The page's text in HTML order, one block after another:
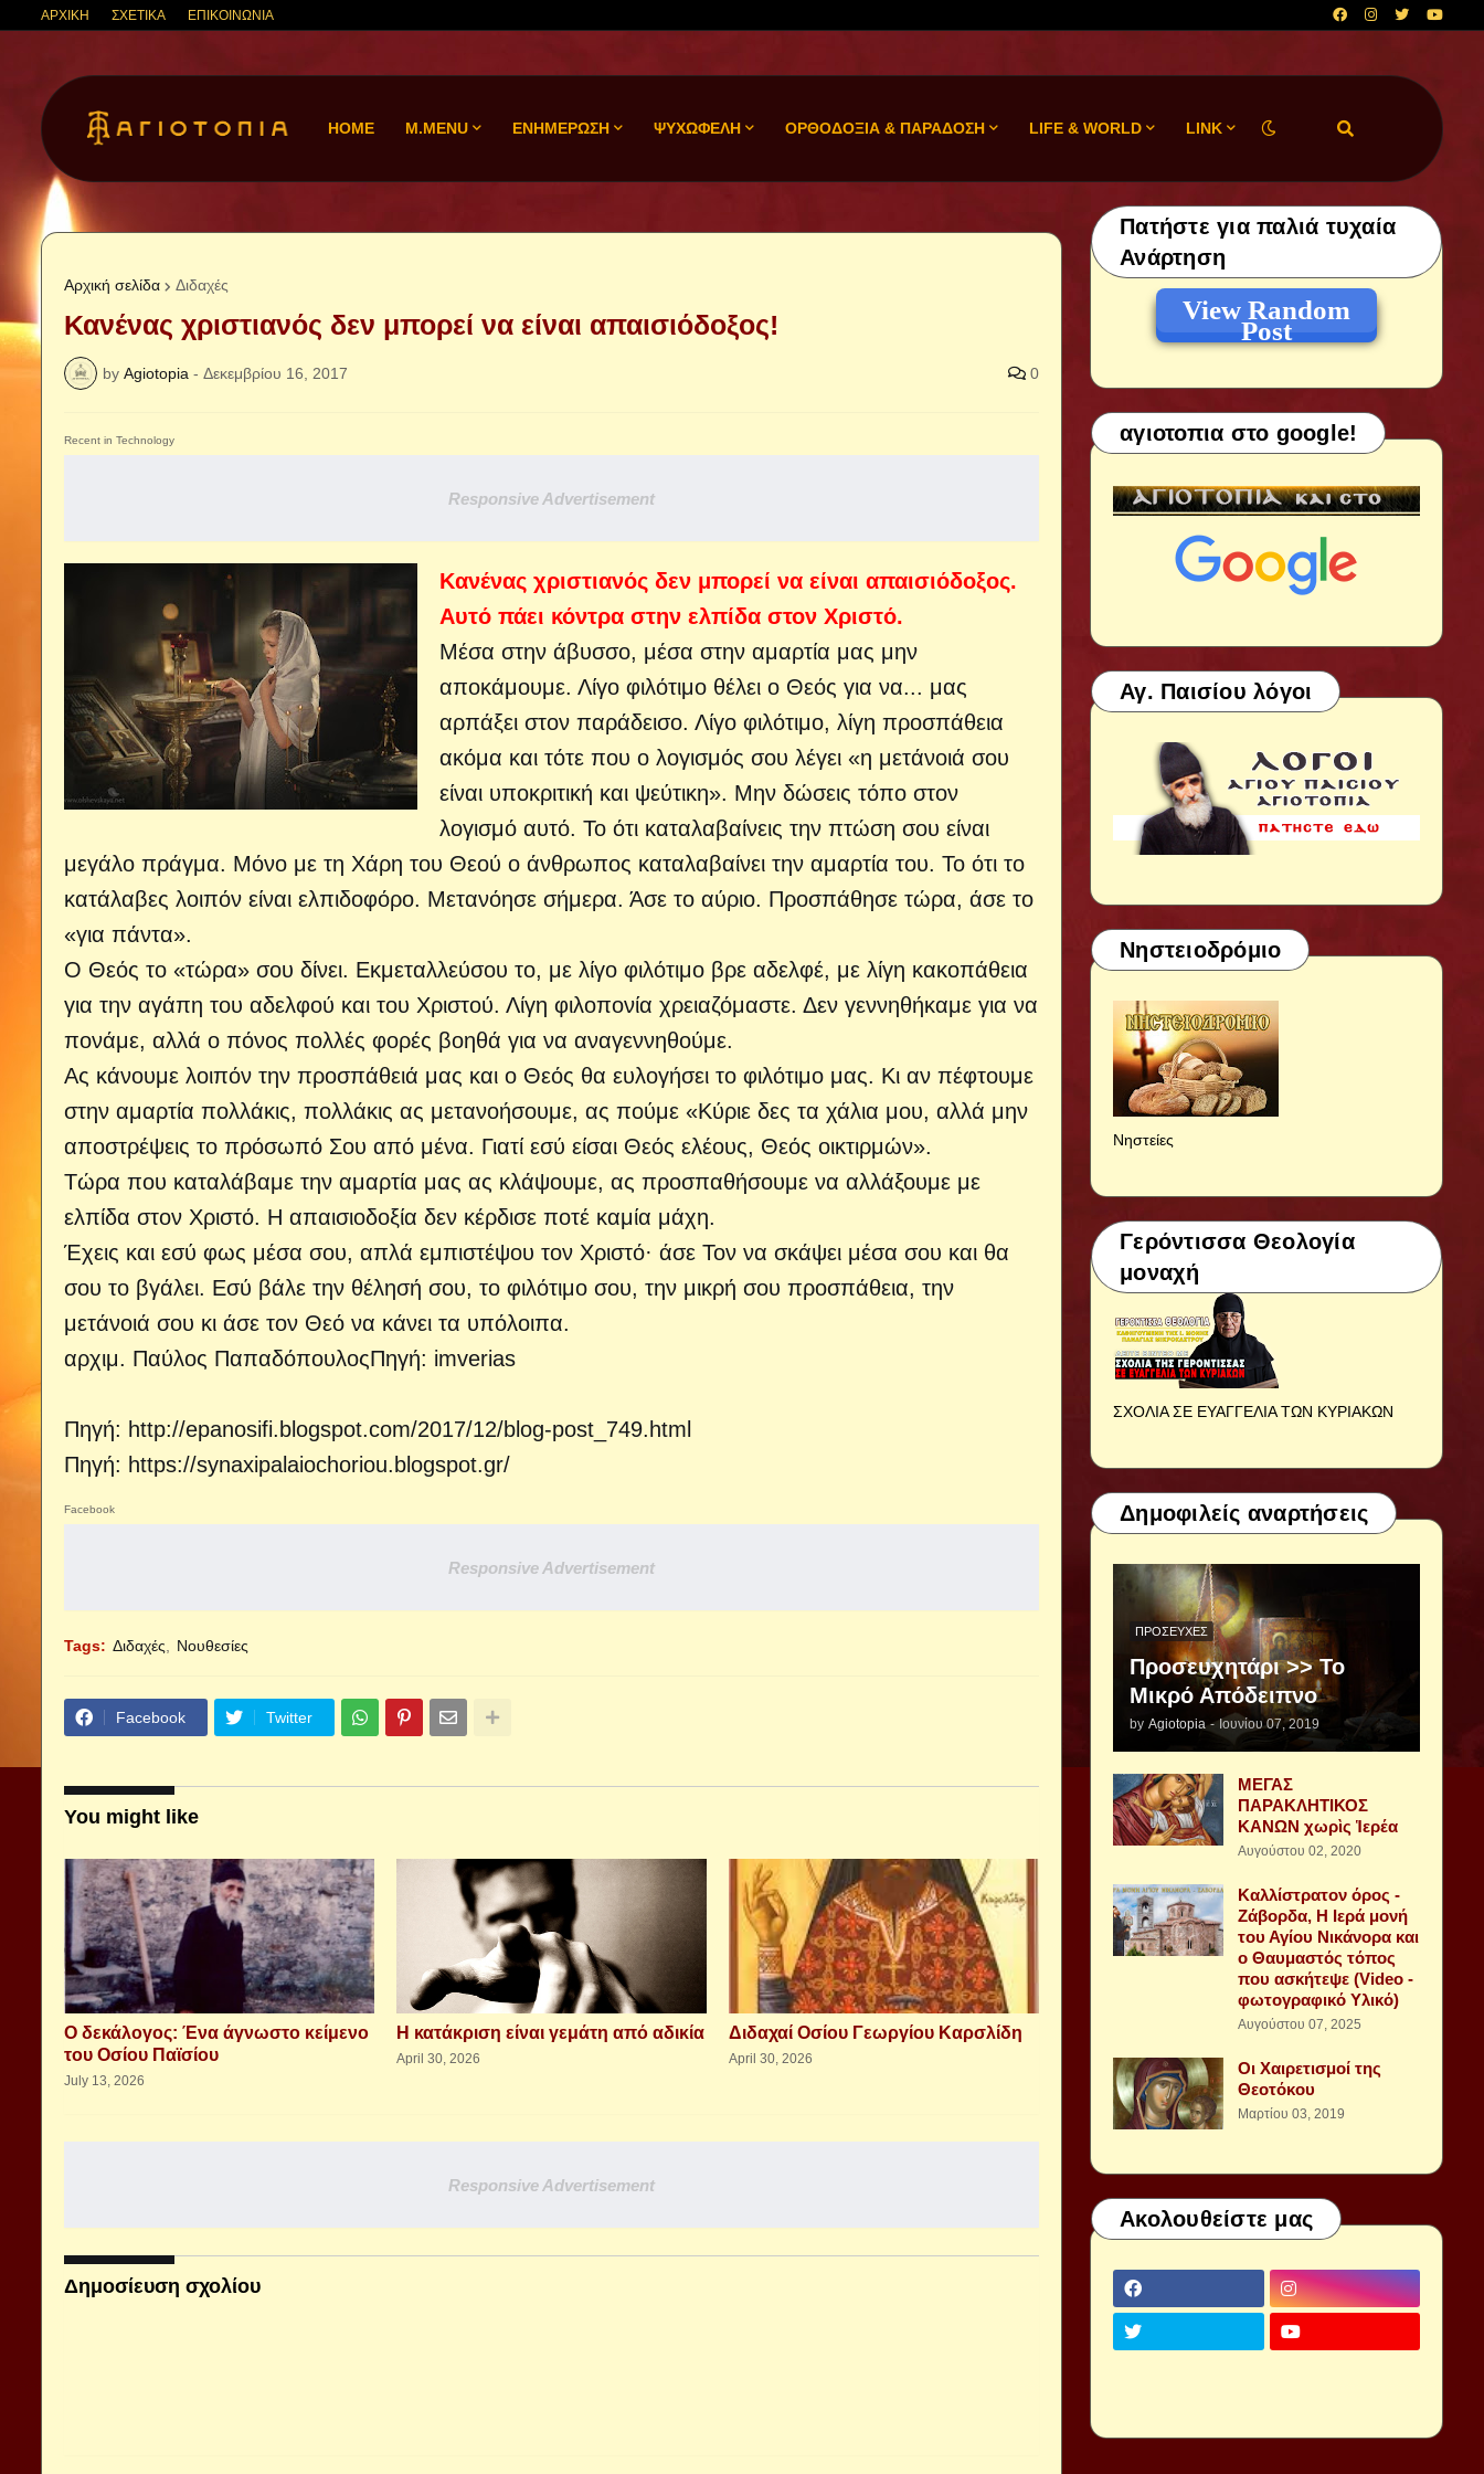
ΑΡΧΙΚΗ ΣΧΕΤΙΚΑ ΕΠΙΚΟΙΝΩΝΙΑ
HOME M.MENU ΕΝΗΜΕΡΩΣΗ ΨΥΧΩΦΕΛΗ ΟΡΘΟΔΟΞΙΑ & ΠΑΡΑΔΟΣΗ LIFE & WORLD LINK
Αρχική σελίδα Διδαχές
Κανένας χριστιανός δεν μπορεί να είναι απαισιόδοξος!
by Agiotopia - Δεκεμβρίου 16, 2017 0
Recent in Technology
Responsive Advertisement
Κανένας χριστιανός δεν μπορεί να είναι απαισιόδοξος.
Αυτό πάει κόντρα στην ελπίδα στον Χριστό.
Μέσα στην άβυσσο, μέσα στην αμαρτία μας μην
αποκάμουμε. Λίγο φιλότιμο θέλει ο Θεός για να... μας
αρπάξει στον παράδεισο. Λίγο φιλότιμο, λίγη προσπάθεια
ακόμα και τότε που ο λογισμός σου λέγει «η μετάνοιά σου
είναι υποκριτική και ψεύτικη». Μην δώσεις τόπο στον
λογισμό αυτό. Το ότι καταλαβαίνεις την πτώση σου είναι
μεγάλο πράγμα. Μόνο με τη Χάρη του Θεού ο άνθρωπος καταλαβαίνει την αμαρτία του. Το ότι το
κατάλαβες λοιπόν είναι ελπιδοφόρο. Μετανόησε σήμερα. Άσε το αύριο. Προσπάθησε τώρα, άσε το
«για πάντα».
Ο Θεός το «τώρα» σου δίνει. Εκμεταλλεύσου το, με λίγο φιλότιμο βρε αδελφέ, με λίγη κακοπάθεια
για την αγάπη του αδελφού και του Χριστού. Λίγη φιλοπονία χρειαζόμαστε. Δεν γεννηθήκαμε για να
πονάμε, αλλά ο πόνος πολλές φορές βοηθά για να αναγεννηθούμε.
Ας κάνουμε λοιπόν την προσπάθειά μας και ο Θεός θα ευλογήσει το φιλότιμο μας. Κι αν πέφτουμε
στην αμαρτία πολλάκις, πολλάκις ας μετανοήσουμε, ας πούμε «Κύριε δες τα χάλια μου, αλλά μην
αποστρέψεις το πρόσωπό Σου από μένα. Γιατί εσύ είσαι Θεός ελέους, Θεός οικτιρμών».
Τώρα που καταλάβαμε την αμαρτία μας ας κλάψουμε, ας προσπαθήσουμε να αλλάξουμε με
ελπίδα στον Χριστό. Η απαισιοδοξία δεν κέρδισε ποτέ καμία μάχη.
Έχεις και εσύ φως μέσα σου, απλά εμπιστέψου τον Χριστό· άσε Τον να σκάψει μέσα σου και θα
σου το βγάλει. Εσύ βάλε την θέλησή σου, το φιλότιμο σου, την μικρή σου προσπάθεια, την
μετάνοιά σου κι άσε τον Θεό να κάνει τα υπόλοιπα.
αρχιμ. Παύλος ΠαπαδόπουλοςΠηγή: imverias
Πηγή: http://epanosifi.blogspot.com/2017/12/blog-post_749.html
Πηγή: https://synaxipalaiochoriou.blogspot.gr/
Facebook
Responsive Advertisement
Tags: Διδαχές Νουθεσίες
Facebook Twitter
You might like
Ο δεκάλογος: Ένα άγνωστο κείμενο
του Οσίου Παϊσίου
July 13, 2026
Η κατάκριση είναι γεμάτη από αδικία
April 30, 2026
Διδαχαί Οσίου Γεωργίου Καρσλίδη
April 30, 2026
Responsive Advertisement
Δημοσίευση σχολίου
Πατήστε για παλιά τυχαία
Ανάρτηση
View Random
Post
αγιοτοπια στο google!
Αγ. Παισίου λόγοι
Νηστειοδρόμιο
Νηστείες
Γερόντισσα Θεολογία
μοναχή
ΣΧΟΛΙΑ ΣΕ ΕΥΑΓΓΕΛΙΑ ΤΩΝ ΚΥΡΙΑΚΩΝ
Δημοφιλείς αναρτήσεις
ΠΡΟΣΕΥΧΈΣ
Προσευχητάρι >> Το
Μικρό Απόδειπνο
by Agiotopia - Ιουνίου 07, 2019
ΜΕΓΑΣ
ΠΑΡΑΚΛΗΤΙΚΟΣ
ΚΑΝΩΝ χωρὶς Ἱερέα
Αυγούστου 02, 2020
Καλλίστρατον όρος -
Ζάβορδα, Η Ιερά μονή
του Αγίου Νικάνορα και
ο Θαυμαστός τόπος
που ασκήτεψε (Video -
φωτογραφικό Υλικό)
Αυγούστου 07, 2025
Οι Χαιρετισμοί της
Θεοτόκου
Μαρτίου 03, 2019
Ακολουθείστε μας